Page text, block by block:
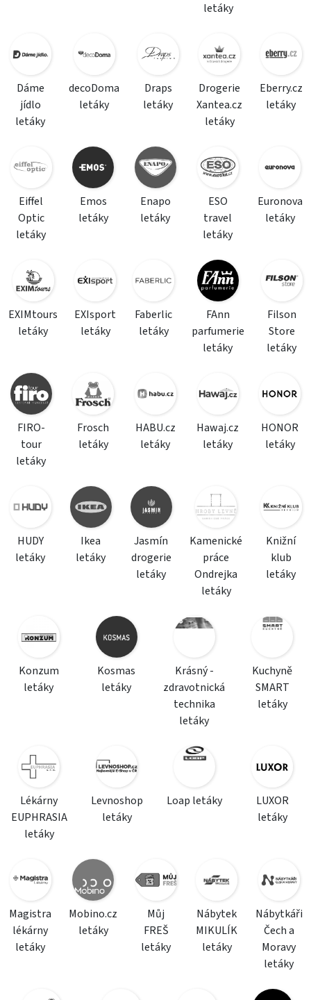
letáky
Dáme
jídlo
letáky
decoDoma
letáky
Draps
letáky
Drogerie
Xantea.cz
letáky
Eberry.cz
letáky
Eiffel
Optic
letáky
Emos
letáky
Enapo
letáky
ESO
travel
letáky
Euronova
letáky
EXIMtours
letáky
EXIsport
letáky
Faberlic
letáky
FAnn
parfumerie
letáky
Filson
Store
letáky
FIRO-
tour
letáky
Frosch
letáky
HABU.cz
letáky
Hawaj.cz
letáky
HONOR
letáky
HUDY
letáky
Ikea
letáky
Jasmín
drogerie
letáky
Kamenické
práce
Ondrejka
letáky
Knižní
klub
letáky
Konzum
letáky
Kosmas
letáky
Krásný -
zdravotnická
technika
letáky
Kuchyně
SMART
letáky
Lékárny
EUPHRASIA
letáky
Levnoshop
letáky
Loap letáky
LUXOR
letáky
Magistra
lékárny
letáky
Mobino.cz
letáky
Můj
FREŠ
letáky
Nábytek
MIKULÍK
letáky
Nábytkáři
Čech a
Moravy
letáky